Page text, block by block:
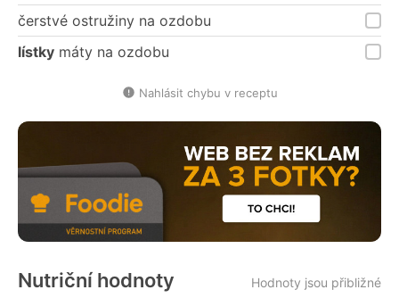
čerstvé ostružiny na ozdobu
lístky máty na ozdobu
Nahlásit chybu v receptu
Nutriční hodnoty Hodnoty jsou přibližné